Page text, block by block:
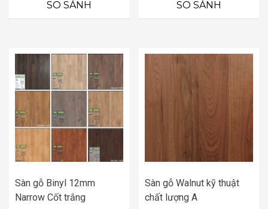
sao
SO SÁNH
sao
SO SÁNH
Sàn gỗ Binyl 12mm
Narrow Cốt trắng
Sàn gỗ Walnut kỹ thuật
chất lượng A